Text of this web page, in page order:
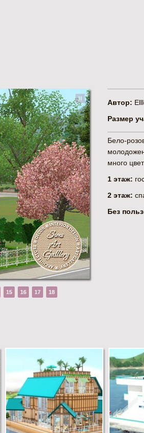
15 16 17 18
Автор:
Размер
Бело-
много
1 этаж:
2 этаж:
Без